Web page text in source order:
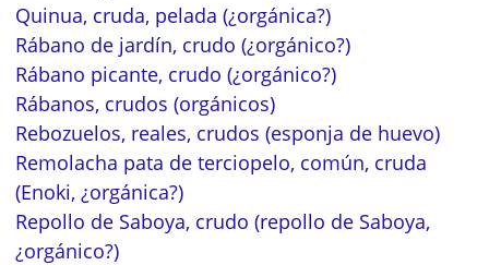
Quinua, cruda, pelada (¿orgánica?)
Rábano de jardín, crudo (¿orgánico?)
Rábano picante, crudo (¿orgánico?)
Rábanos, crudos (orgánicos)
Rebozuelos, reales, crudos (esponja de huevo)
Remolacha pata de terciopelo, común, cruda
(Enoki, ¿orgánica?)
Repollo de Saboya, crudo (repollo de Saboya,
¿orgánico?)